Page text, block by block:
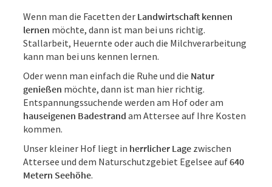
Wenn man die Facetten der Landwirtschaft kennen
lernen möchte, dann ist man bei uns richtig.
Stallarbeit, Heuernte oder auch die Milchverarbeitung
kann man bei uns kennen lernen.
Oder wenn man einfach die Ruhe und die Natur
genießen möchte, dann ist man hier richtig.
Entspannungssuchende werden am Hof oder am
hauseigenen Badestrand am Attersee auf Ihre Kosten
kommen.
Unser kleiner Hof liegt in herrlicher Lage zwischen
Attersee und dem Naturschutzgebiet Egelsee auf640
Metern Seehöhe.